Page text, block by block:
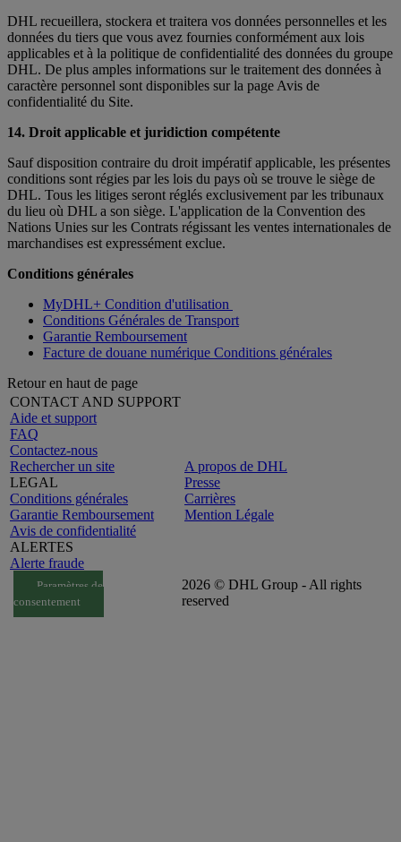
DHL recueillera, stockera et traitera vos données personnelles et les
données du tiers que vous avez fournies conformément aux lois
applicables et à la politique de confidentialité des données du groupe
DHL. De plus amples informations sur le traitement des données à
caractère personnel sont disponibles sur la page Avis de
confidentialité du Site.
14. Droit applicable et juridiction compétente
Sauf disposition contraire du droit impératif applicable, les présentes
conditions sont régies par les lois du pays où se trouve le siège de
DHL. Tous les litiges seront réglés exclusivement par les tribunaux
du lieu où DHL a son siège. L'application de la Convention des
Nations Unies sur les Contrats régissant les ventes internationales de
marchandises est expressément exclue.
Conditions générales
MyDHL+ Condition d'utilisation
Conditions Générales de Transport
Garantie Remboursement
Facture de douane numérique Conditions générales
Retour en haut de page
CONTACT AND SUPPORT
Aide et support
FAQ
Contactez-nous
Rechercher un site
LEGAL
Conditions générales
Garantie Remboursement
Avis de confidentialité
ALERTES
Alerte fraude
A propos de DHL
Presse
Carrières
Mention Légale
Paramètres de
consentement
2026 © DHL Group - All rights
reserved